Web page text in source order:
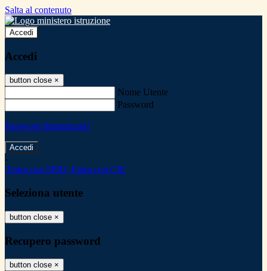
Salta al contenuto
Accedi
Accedi
button close ×
Nome Utente
Password
Password dimenticata?
-
Entra con SPID Entra con CIE
Seleziona utente
button close ×
Recupero password
button close ×